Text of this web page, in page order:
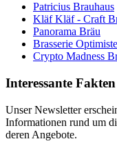
Patricius Brauhaus
Kläf Kläf - Craft
Panorama Bräu
Brasserie Optimiste
Crypto Madness
Interessante
Unser Newsletter
Informationen rund um
deren Angebote.